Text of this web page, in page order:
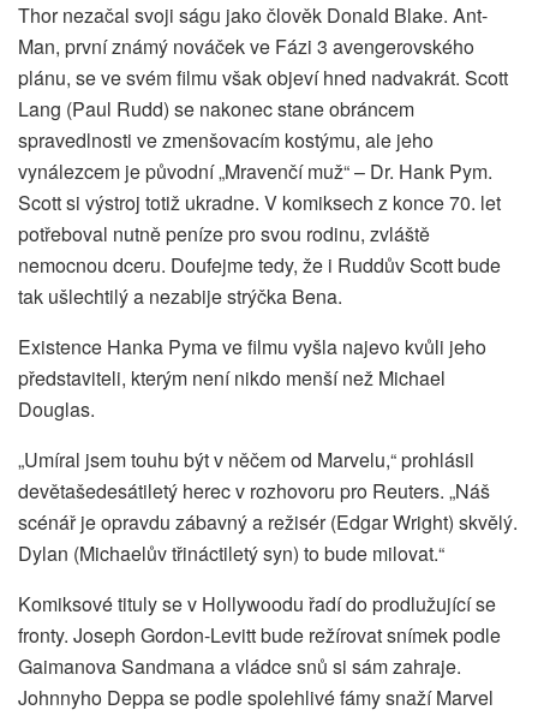
Thor nezačal svoji ságu jako člověk Donald Blake. Ant-
Man, první známý nováček ve Fázi 3 avengerovského
plánu, se ve svém filmu však objeví hned nadvakrát. Scott
Lang (Paul Rudd) se nakonec stane obráncem
spravedlnosti ve zmenšovacím kostýmu, ale jeho
vynálezcem je původní „Mravenčí muž“ – Dr. Hank Pym.
Scott si výstroj totiž ukradne. V komiksech z konce 70. let
potřeboval nutně peníze pro svou rodinu, zvláště
nemocnou dceru. Doufejme tedy, že i Ruddův Scott bude
tak ušlechtilý a nezabije strýčka Bena.
Existence Hanka Pyma ve filmu vyšla najevo kvůli jeho
představiteli, kterým není nikdo menší než Michael
Douglas.
„Umíral jsem touhu být v něčem od Marvelu,“ prohlásil
devětašedesátiletý herec v rozhovoru pro Reuters. „Náš
scénář je opravdu zábavný a režisér (Edgar Wright) skvělý.
Dylan (Michaelův třináctiletý syn) to bude milovat.“
Komiksové tituly se v Hollywoodu řadí do prodlužující se
fronty. Joseph Gordon-Levitt bude režírovat snímek podle
Gaimanova Sandmana a vládce snů si sám zahraje.
Johnnyho Deppa se podle spolehlivé fámy snaží Marvel